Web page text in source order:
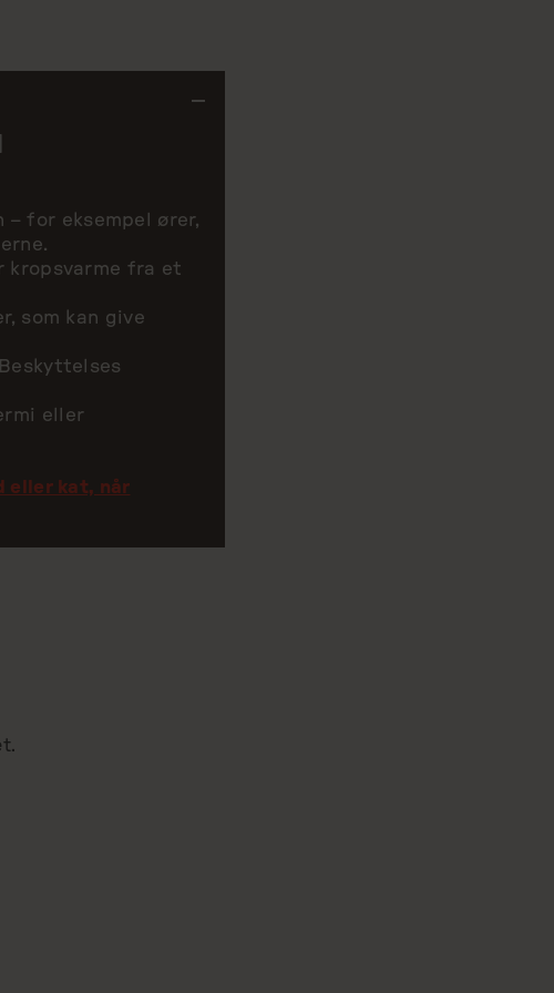
– for eksempel ører,
kropsvarme fra et
som kan give
eller
eller kat, når